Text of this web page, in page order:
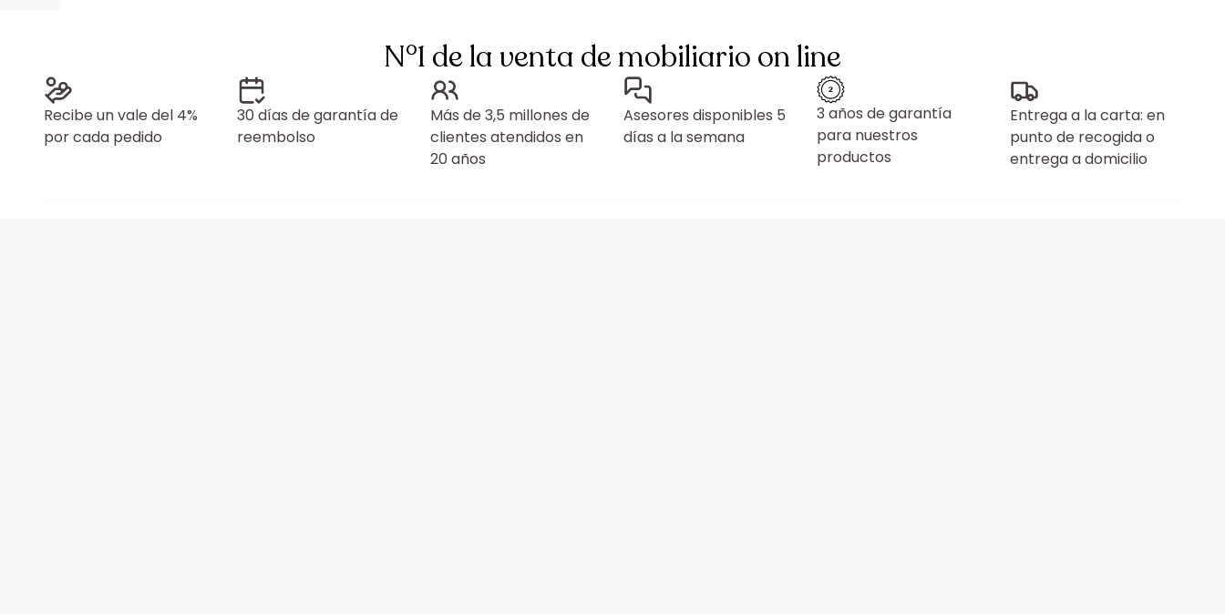
N°1 de la venta de mobiliario on line
Recibe un vale del 4%
por cada pedido
30 días de garantía de
reembolso
Más de 3,5 millones de
clientes atendidos en
20 años
Asesores disponibles 5
días a la semana
3 años de garantía
para nuestros
productos
Entrega a la carta: en
punto de recogida o
entrega a domicilio